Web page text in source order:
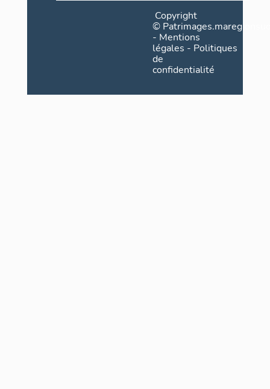
Copyright
©
- Mentions
légales - Politiques
de
confidentialité